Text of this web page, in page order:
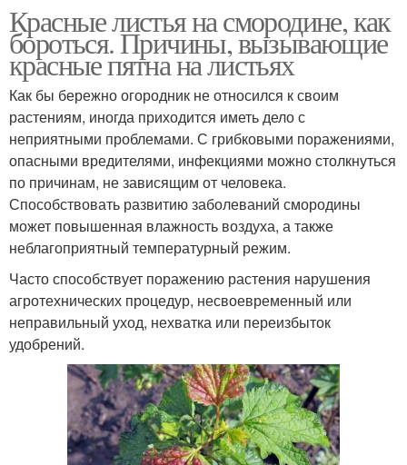
Красные листья на смородине, как
бороться. Причины, вызывающие
красные пятна на листьях
Как бы бережно огородник не относился к своим
растениям, иногда приходится иметь дело с
неприятными проблемами. С грибковыми поражениями,
опасными вредителями, инфекциями можно столкнуться
по причинам, не зависящим от человека.
Способствовать развитию заболеваний смородины
может повышенная влажность воздуха, а также
неблагоприятный температурный режим.
Часто способствует поражению растения нарушения
агротехнических процедур, несвоевременный или
неправильный уход, нехватка или переизбыток
удобрений.